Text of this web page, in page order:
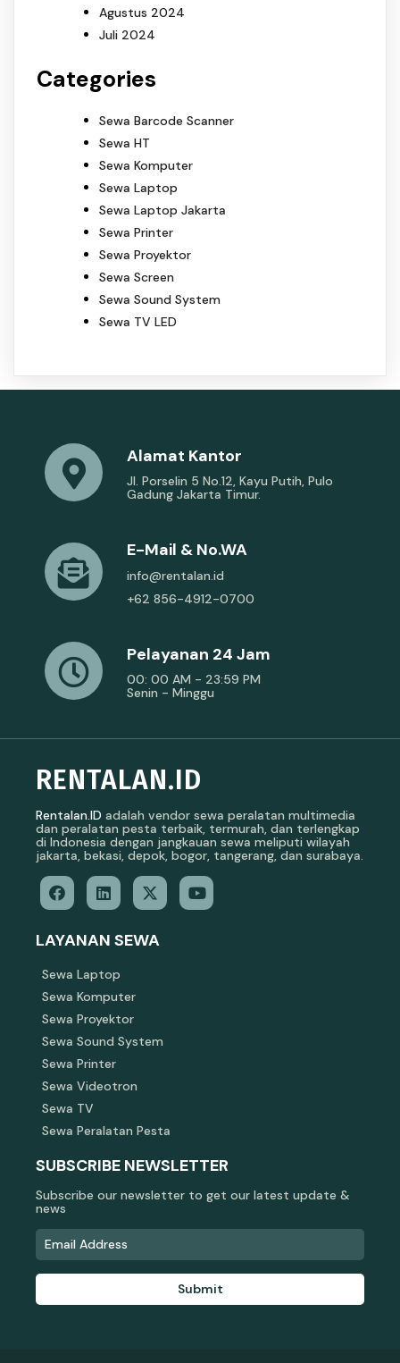
Agustus 2024
Juli 2024
Categories
Sewa Barcode Scanner
Sewa HT
Sewa Komputer
Sewa Laptop
Sewa Laptop Jakarta
Sewa Printer
Sewa Proyektor
Sewa Screen
Sewa Sound System
Sewa TV LED
Alamat Kantor
Jl. Porselin 5 No.12, Kayu Putih, Pulo
Gadung Jakarta Timur.
E-Mail & No.WA
info@rentalan.id
+62 856-4912-0700
Pelayanan 24 Jam
00: 00 AM - 23:59 PM
Senin - Minggu
RENTALAN.ID
Rentalan.ID adalah vendor sewa peralatan multimedia
dan peralatan pesta terbaik, termurah, dan terlengkap
di Indonesia dengan jangkauan sewa meliputi wilayah
jakarta, bekasi, depok, bogor, tangerang, dan surabaya.
LAYANAN SEWA
Sewa Laptop
Sewa Komputer
Sewa Proyektor
Sewa Sound System
Sewa Printer
Sewa Videotron
Sewa TV
Sewa Peralatan Pesta
SUBSCRIBE NEWSLETTER
Subscribe our newsletter to get our latest update &
news
Submit